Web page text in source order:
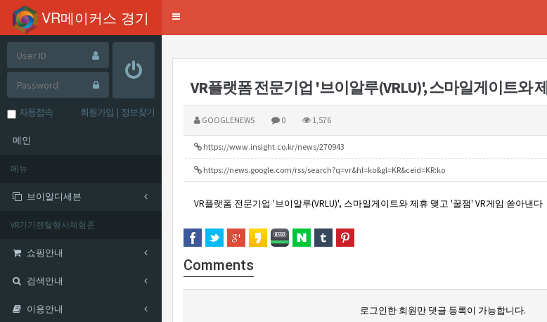
mysql-wrapper(24.03.21)
VR메이커스 경기
Toggle
자동접속 회원가입 | 정보찾기
메인
메뉴
브이알디세븐
VR기기렌탈행사체험존
쇼핑안내
검색안내
이용안내
GOOGLENEWS 0 1,576
https://www.insight.co.kr/news/270943
https://news.google.com/rss/search?q=vr&hl=ko&gl=KR&ceid=KR:ko
VR플랫폼 전문기업 '브이알루(VRLU)', 스마일게이트와 제휴 맺고 '꿀잼' VR게임 쏟아낸다
Comments
로그인한 회원만 댓글 등록이 가능합니다.